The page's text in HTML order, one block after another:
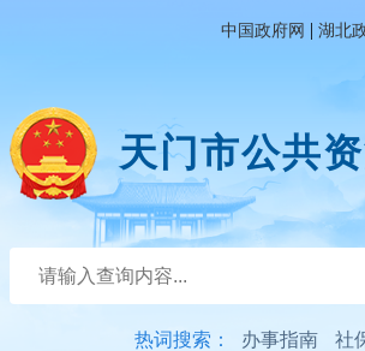
中国政府网 | 湖北
天门市公共
热词搜索： 办事指南 社